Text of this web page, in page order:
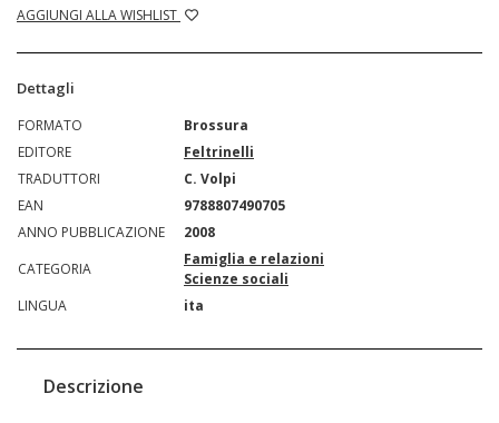
AGGIUNGI ALLA WISHLIST
Dettagli
FORMATO
Brossura
EDITORE
Feltrinelli
TRADUTTORI
C. Volpi
EAN
9788807490705
ANNO PUBBLICAZIONE
2008
CATEGORIA
Famiglia e relazioni
Scienze sociali
LINGUA
ita
Descrizione